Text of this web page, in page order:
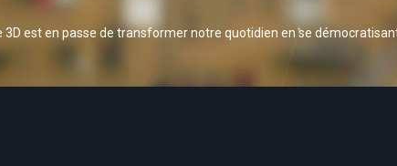
3D est en passe de transformer notre quotidien en se